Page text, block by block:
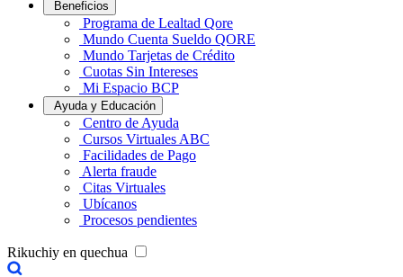
Beneficios
Programa de Lealtad Qore
Mundo Cuenta Sueldo QORE
Mundo Tarjetas de Crédito
Cuotas Sin Intereses
Mi Espacio BCP
Ayuda y Educación
Centro de Ayuda
Cursos Virtuales ABC
Facilidades de Pago
Alerta fraude
Citas Virtuales
Ubícanos
Procesos pendientes
Rikuchiy en quechua